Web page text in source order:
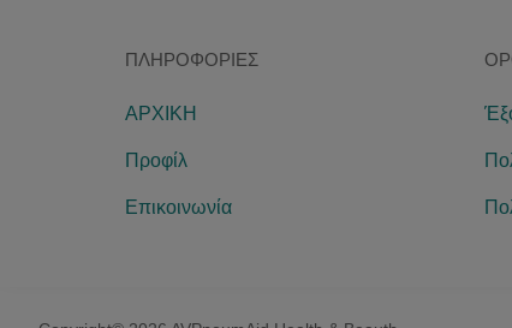
ΠΛΗΡΟΦΟΡΊΕΣ
ΑΡΧΙΚΗ
Προφίλ
Επικοινωνία